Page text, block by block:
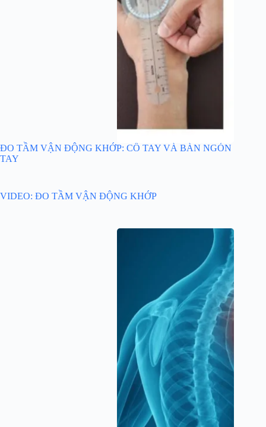
ĐO TẦM VẬN ĐỘNG KHỚP: CỔ TAY VÀ BÀN NGÓN
TAY
VIDEO: ĐO TẦM VẬN ĐỘNG KHỚP